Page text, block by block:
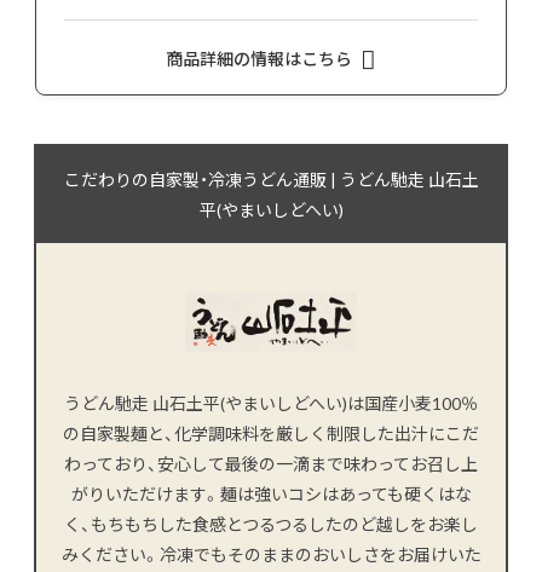
商品詳細の情報はこちら
こだわりの自家製・冷凍うどん通販 | うどん馳走 山石土
平(やまいしどへい)
うどん馳走 山石土平(やまいしどへい)は国産小麦100％
の自家製麺と、化学調味料を厳しく制限した出汁にこだ
わっており、安心して最後の一滴まで味わってお召し上
がりいただけます。麺は強いコシはあっても硬くはな
く、もちもちした食感とつるつるしたのど越しをお楽し
みください。冷凍でもそのままのおいしさをお届けいた